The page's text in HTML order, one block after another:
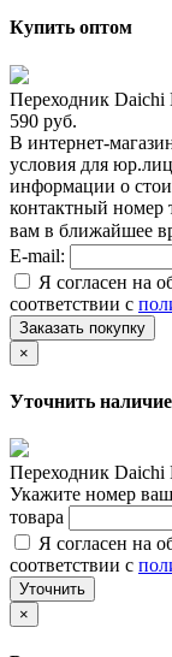
Купить оптом
Переходник
590 руб.
В интернет-
условия для
информации о
контактный номер
вам в ближайшее
E-mail:
Я согласен на
соответствии с
Заказать покупку
×
Уточнить
Переходник
Укажите номер
товара
Я согласен на
соответствии с
Уточнить
×